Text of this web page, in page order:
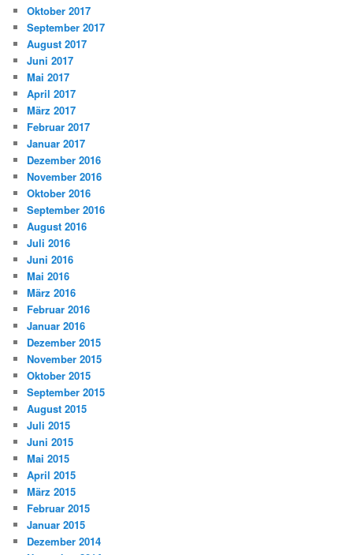
Oktober 2017
September 2017
August 2017
Juni 2017
Mai 2017
April 2017
März 2017
Februar 2017
Januar 2017
Dezember 2016
November 2016
Oktober 2016
September 2016
August 2016
Juli 2016
Juni 2016
Mai 2016
März 2016
Februar 2016
Januar 2016
Dezember 2015
November 2015
Oktober 2015
September 2015
August 2015
Juli 2015
Juni 2015
Mai 2015
April 2015
März 2015
Februar 2015
Januar 2015
Dezember 2014